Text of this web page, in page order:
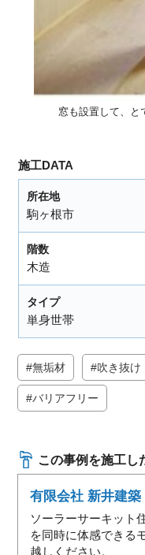
窓も設置して、と
施工DATA
所在地
駒ヶ根市
階数
木造
タイプ
単身世帯
無垢材 吹き抜け
バリアフリー
この事例を施工し
有限会社 新井建築
ソーラーサーキット
を同時に体感できる
越しください。